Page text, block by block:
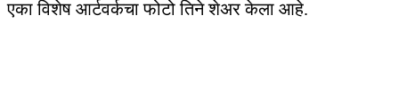
एका विशेष आर्टवर्कचा फोटो तिने शेअर केला आहे.